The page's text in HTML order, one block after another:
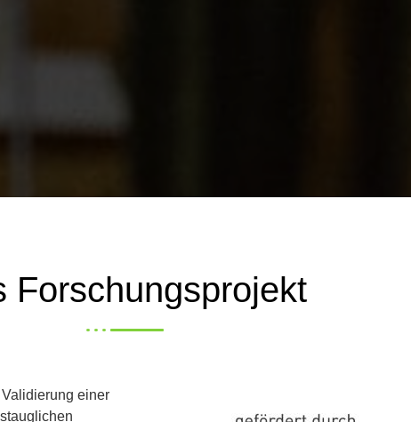
Forschungsprojekt
einer